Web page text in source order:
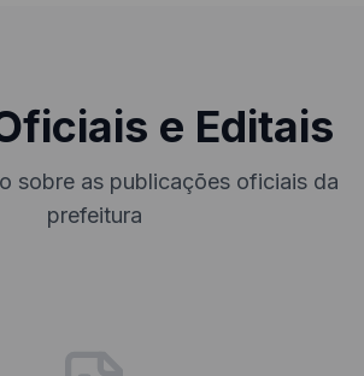
e Editais
sobre as publicações oficiais da
prefeitura